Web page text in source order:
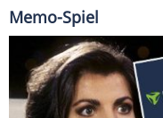
Memo-Spiel